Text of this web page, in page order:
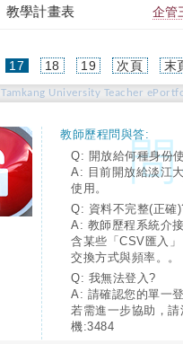
教學計畫表 企管
17 (current)
18 19 次頁 末
Tamkang University Teacher
教師歷程問與答:
Q: 開放給何種身份
A: 目前開放給淡江
使用。
Q: 資料不完整(正確
A: 教師歷程系統介
含某些「CSV匯入
交換方式與頻率。。
Q: 我無法登入?
A: 請確認您的單一
若需進一步協助，
機:3484